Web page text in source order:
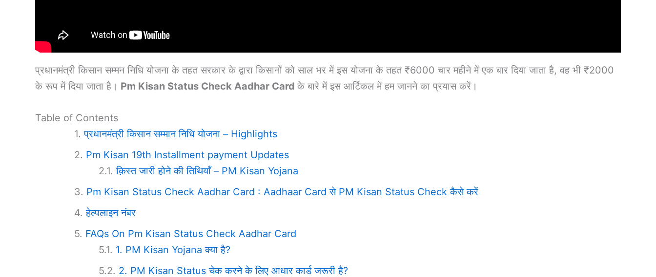
प्रधानमंत्री किसान सम्मन निधि योजना के तहत सरकार के द्वारा किसानों को साल भर में इस योजना के तहत ₹6000 चार महीने में एक बार दिया जाता है, वह भी ₹2000
के रूप में दिया जाता है। Pm Kisan Status Check Aadhar Cardके बारे में इस आर्टिकल में हम जानने का प्रयास करें।
Table of Contents
प्रधानमंत्री किसान सम्मान निधि योजना – Highlights
Pm Kisan 19th Installment payment Updates
क़िस्त जारी होने की तिथियाँ – PM Kisan Yojana
Pm Kisan Status Check Aadhar Card : Aadhaar Card से PM Kisan Status Check कैसे करें
हेल्पलाइन नंबर
FAQs On Pm Kisan Status Check Aadhar Card
1. PM Kisan Yojana क्या है?
2. PM Kisan Status चेक करने के लिए आधार कार्ड जरूरी है?